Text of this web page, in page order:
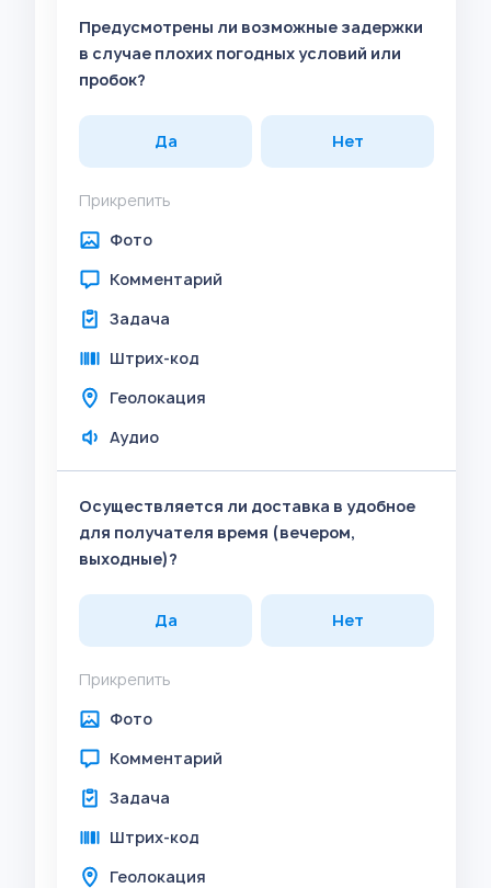
Предусмотрены ли возможные задержки
в случае плохих погодных условий или
пробок?
Да Нет
Прикрепить
Фото
Комментарий
Задача
Штрих-код
Геолокация
Аудио
Осуществляется ли доставка в удобное
для получателя время (вечером,
выходные)?
Да Нет
Прикрепить
Фото
Комментарий
Задача
Штрих-код
Геолокация